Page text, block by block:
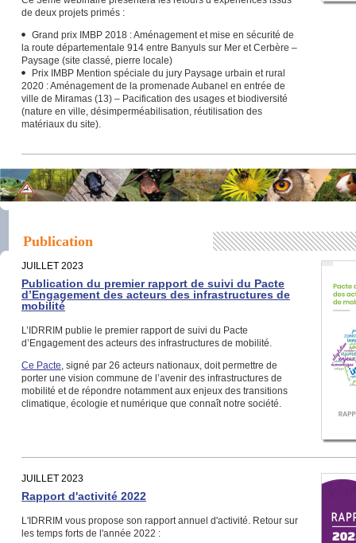
de deux projets primés :
Grand prix IMBP 2018 : Aménagement et mise en sécurité de
la route départementale 914 entre Banyuls sur Mer et Cerbère –
Paysage (site classé, pierre locale)
Prix IMBP Mention spéciale du jury Paysage urbain et rural
2020 : Aménagement de la promenade Aubanel en entrée de
ville de Miramas (13) – Pacification des usages et biodiversité
(nature en ville, désimperméabilisation, réutilisation des
matériaux du site).
Publication
JUILLET 2023
Publication du premier rapport de suivi du Pacte
d’Engagement des acteurs des infrastructures de
mobilité
L’IDRRIM publie le premier rapport de suivi du Pacte
d’Engagement des acteurs des infrastructures de mobilité.
Ce Pacte, signé par 26 acteurs nationaux, doit permettre de
porter une vision commune de l’avenir des infrastructures de
mobilité et de répondre notamment aux enjeux des transitions
climatique, écologie et numérique que connaît notre société.
JUILLET 2023
Rapport d'activité 2022
L'IDRRIM vous propose son rapport annuel d'activité. Retour sur
les temps forts de l'année 2022 :